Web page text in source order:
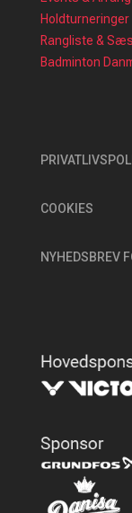
Rangliste &
Badminton
COOKIES
NYHEDSBREV